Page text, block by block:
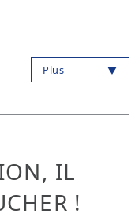
Plus
IL
!